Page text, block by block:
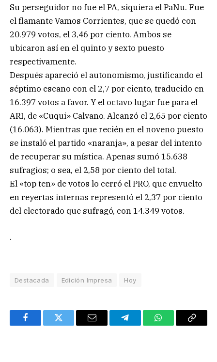
Su perseguidor no fue el PA, siquiera el PaNu. Fue
el flamante Vamos Corrientes, que se quedó con
20.979 votos, el 3,46 por ciento. Ambos se
ubicaron así en el quinto y sexto puesto
respectivamente.
Después apareció el autonomismo, justificando el
séptimo escaño con el 2,7 por ciento, traducido en
16.397 votos a favor. Y el octavo lugar fue para el
ARI, de «Cuqui» Calvano. Alcanzó el 2,65 por ciento
(16.063). Mientras que recién en el noveno puesto
se instaló el partido «naranja», a pesar del intento
de recuperar su mística. Apenas sumó 15.638
sufragios; o sea, el 2,58 por ciento del total.
El «top ten» de votos lo cerró el PRO, que envuelto
en reyertas internas representó el 2,37 por ciento
del electorado que sufragó, con 14.349 votos.
.
Destacada Edición Impresa Hoy
FacebookTwitter Email TelegramWhatsAppCopy